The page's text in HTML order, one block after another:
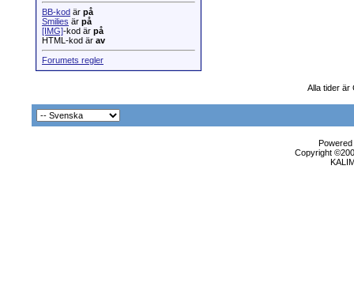
BB-kod är på
Smilies är på
[IMG]-kod är på
HTML-kod är av
Forumets regler
Alla tider är
Copyright